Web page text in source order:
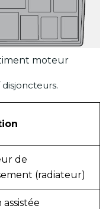
moteur
disjoncteurs.
de
(radiateur)